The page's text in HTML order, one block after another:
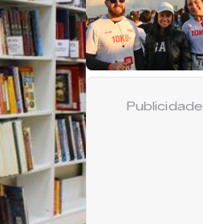
Publicidade